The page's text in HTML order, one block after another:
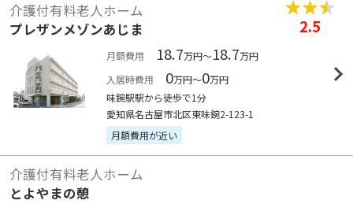
介護付有料老人ホーム
プレザンメゾンあじま
2.5
月額費用 18.7万円～18.7万円
入居時費用
0万円～0万円
味鋺駅駅から徒歩で1分
愛知県名古屋市北区東味鋺2-123-1
月額費用が近い
介護付有料老人ホーム
とよやまの憩